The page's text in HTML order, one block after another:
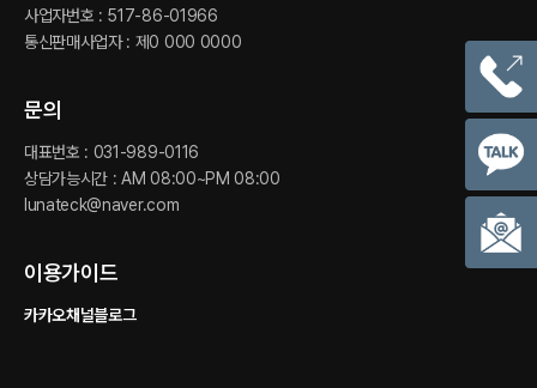
사업자번호 : 517-86-01966
통신판매사업자 : 제0 000 0000
문의
대표번호 : 031-989-0116
상담가능시간 : AM 08:00~PM 08:00
lunateck@naver.com
이용가이드
카카오채널블로그